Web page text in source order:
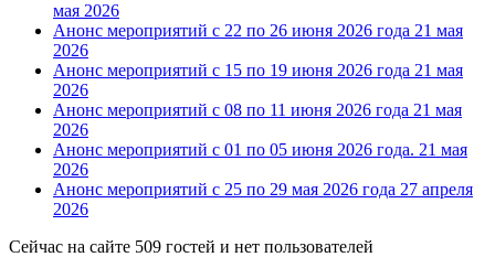
мая 2026
Анонс мероприятий с 22 по 26 июня 2026 года 21 мая
2026
Анонс мероприятий с 15 по 19 июня 2026 года 21 мая
2026
Анонс мероприятий с 08 по 11 июня 2026 года 21 мая
2026
Анонс мероприятий с 01 по 05 июня 2026 года. 21 мая
2026
Анонс мероприятий с 25 по 29 мая 2026 года 27 апреля
2026
Сейчас на сайте 509 гостей и нет пользователей